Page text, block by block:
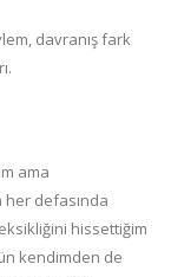
davranış fark
ama
her defasında
hissettiğim
kendimden de